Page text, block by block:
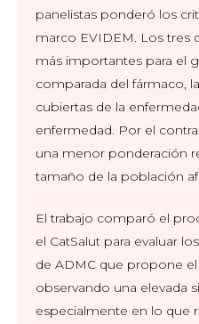
panelistas ponderó los
marco EVIDEM. Los tres
más importantes para el
comparada del fármaco,
cubiertas de la
enfermedad. Por el
una menor ponderación
tamaño de la población
El trabajo comparó el
el CatSalut para evaluar
de ADMC que propone
observando una elevada
especialmente en lo que